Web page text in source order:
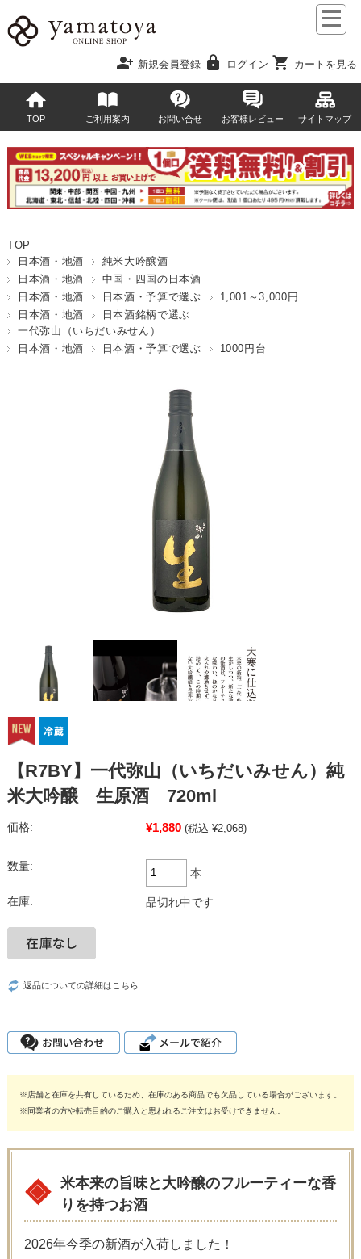
person_add 新規会員登録 lock ログイン shopping_cart カートを見る
TOP ご利用案内 お問い合せ お客様レビュー サイトマップ
TOP
日本酒・地酒
純米大吟醸酒
日本酒・地酒
中国・四国の日本酒
日本酒・地酒
日本酒・予算で選ぶ
1,001～3,000円
日本酒・地酒
日本酒銘柄で選ぶ
一代弥山（いちだいみせん）
日本酒・地酒
日本酒・予算で選ぶ 1000円台
【R7BY】一代弥山（いちだいみせん）純
米大吟醸 生原酒 720ml
価格: ¥1,880 (税込 ¥2,068)
数量:
本
在庫: 品切れ中です
返品についての詳細はこちら
※店舗と在庫を共有しているため、在庫のある商品でも欠品している場合がございます。
※同業者の方や転売目的のご購入と思われるご注文はお受けできません。
米本来の旨味と大吟醸のフルーティーな香
りを持つお酒
2026年今季の新酒が入荷しました！